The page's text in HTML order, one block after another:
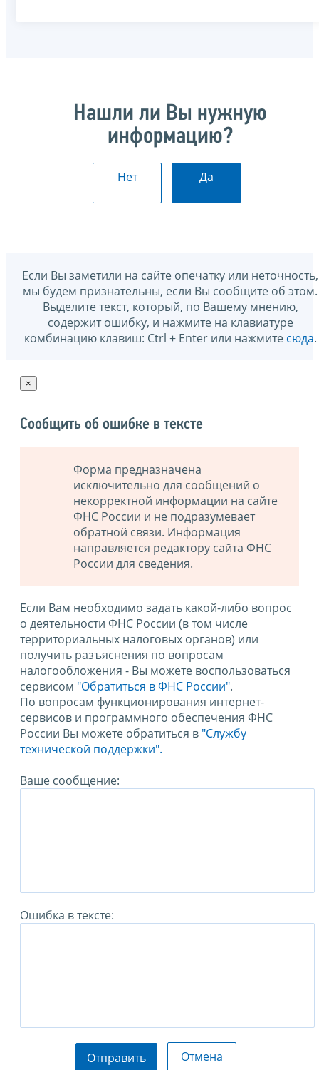
Нашли ли Вы нужную
информацию?
Нет Да
Если Вы заметили на сайте опечатку или неточность,
мы будем признательны, если Вы сообщите об этом.
Выделите текст, который, по Вашему мнению,
содержит ошибку, и нажмите на клавиатуре
комбинацию клавиш: Ctrl + Enter или нажмите сюда.
×
Сообщить об ошибке в тексте
Форма предназначена
исключительно для сообщений о
некорректной информации на сайте
ФНС России и не подразумевает
обратной связи. Информация
направляется редактору сайта ФНС
России для сведения.
Если Вам необходимо задать какой-либо вопрос
о деятельности ФНС России (в том числе
территориальных налоговых органов) или
получить разъяснения по вопросам
налогообложения - Вы можете воспользоваться
сервисом "Обратиться в ФНС России".
По вопросам функционирования интернет-
сервисов и программного обеспечения ФНС
России Вы можете обратиться в "Службу
технической поддержки".
Ваше сообщение:
Ошибка в тексте:
Отправить Отмена